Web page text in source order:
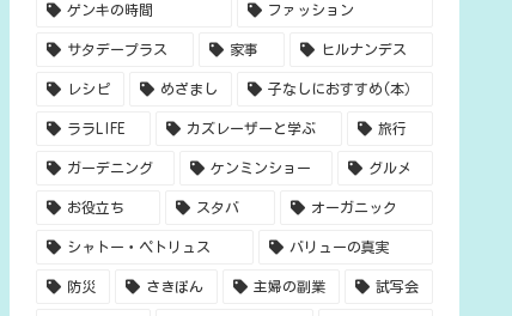
ゲンキの時間 ファッション
サタデープラス 家事 ヒルナンデス
レシピ めざまし 子なしにおすすめ(本）
ララLIFE カズレーザーと学ぶ 旅行
ガーデニング ケンミンショー グルメ
お役立ち スタバ オーガニック
シャトー・ペトリュス バリューの真実
防災 さきぽん 主婦の副業 試写会